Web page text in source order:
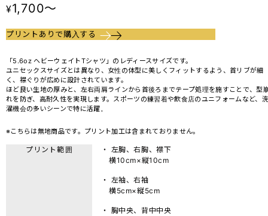
¥1,700～
プリントありで購入する
「5.6oz ヘビーウェイトTシャツ」のレディースサイズです。
ユニセックスサイズとは異なり、女性の体型に美しくフィットするよう、首リブが細
く、襟ぐりが広めに設計されています。
ほど良い生地の厚みと、左右両肩ラインから首後ろまでテープ処理を施すことで、型
れを防ぎ、高耐久性を実現します。スポーツの練習着や飲食店のユニフォームなど、洗
濯機会の多いシーンで特に活躍。
※こちらは無地商品です。プリント加工は含まれておりません。
プリント範囲
・ 左胸、右胸、襟下
横10cm×縦10cm
・ 左袖、右袖
横5cm×縦5cm
・ 胸中央、背中中央